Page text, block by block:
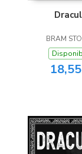
BRAM